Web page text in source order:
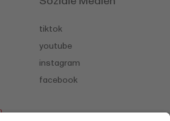
tiktok
youtube
instagram
facebook